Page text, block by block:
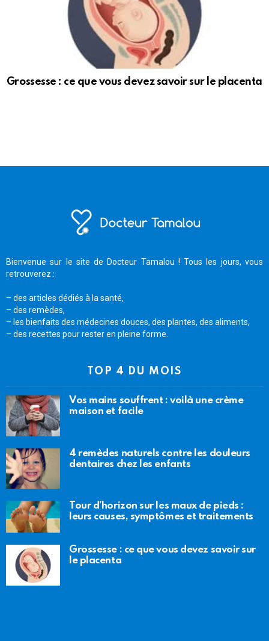
Grossesse : ce que vous devez savoir sur le placenta
Bienvenue sur le site de Docteur Tamalou ! Tous les jours, vous
retrouverez :
– des articles dédiés à la santé,
– des remèdes,
– les bienfaits des médecines douces, des plantes, des aliments,
– des recettes pour rester en pleine forme.
TOP 4 DU MOIS
Vos mains souffrent : voilà une crème
maison et facile
4 remèdes naturels contre les douleurs
dentaires chez les enfants
Tour d’horizon sur les maux de pieds :
leurs causes, symptômes et traitements
Grossesse : ce que vous devez savoir sur
le placenta